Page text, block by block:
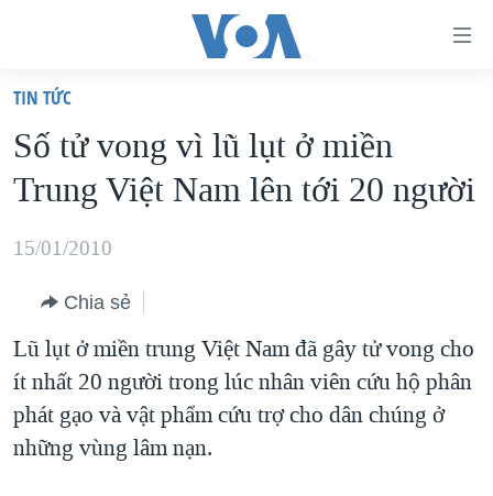
truy
cập
Tới
dung
chính
điều
hướng
chính
Đi
VIỆT NAM
HOA KỲ
BIỂN ĐÔNG
BLOG
DIỄN ĐÀN
MỤC
TỰ DO BÁO CHÍ
CHUYÊN ĐỀ
TIN TỨC
Số tử vong vì lũ lụt ở miền
Trung Việt Nam lên tới 20 người
15/01/2010
Chia sẻ
Lũ lụt ở miền trung Việt Nam đã gây tử vong cho
ít nhất 20 người trong lúc nhân viên cứu hộ phân
phát gạo và vật phẩm cứu trợ cho dân chúng ở
những vùng lâm nạn.